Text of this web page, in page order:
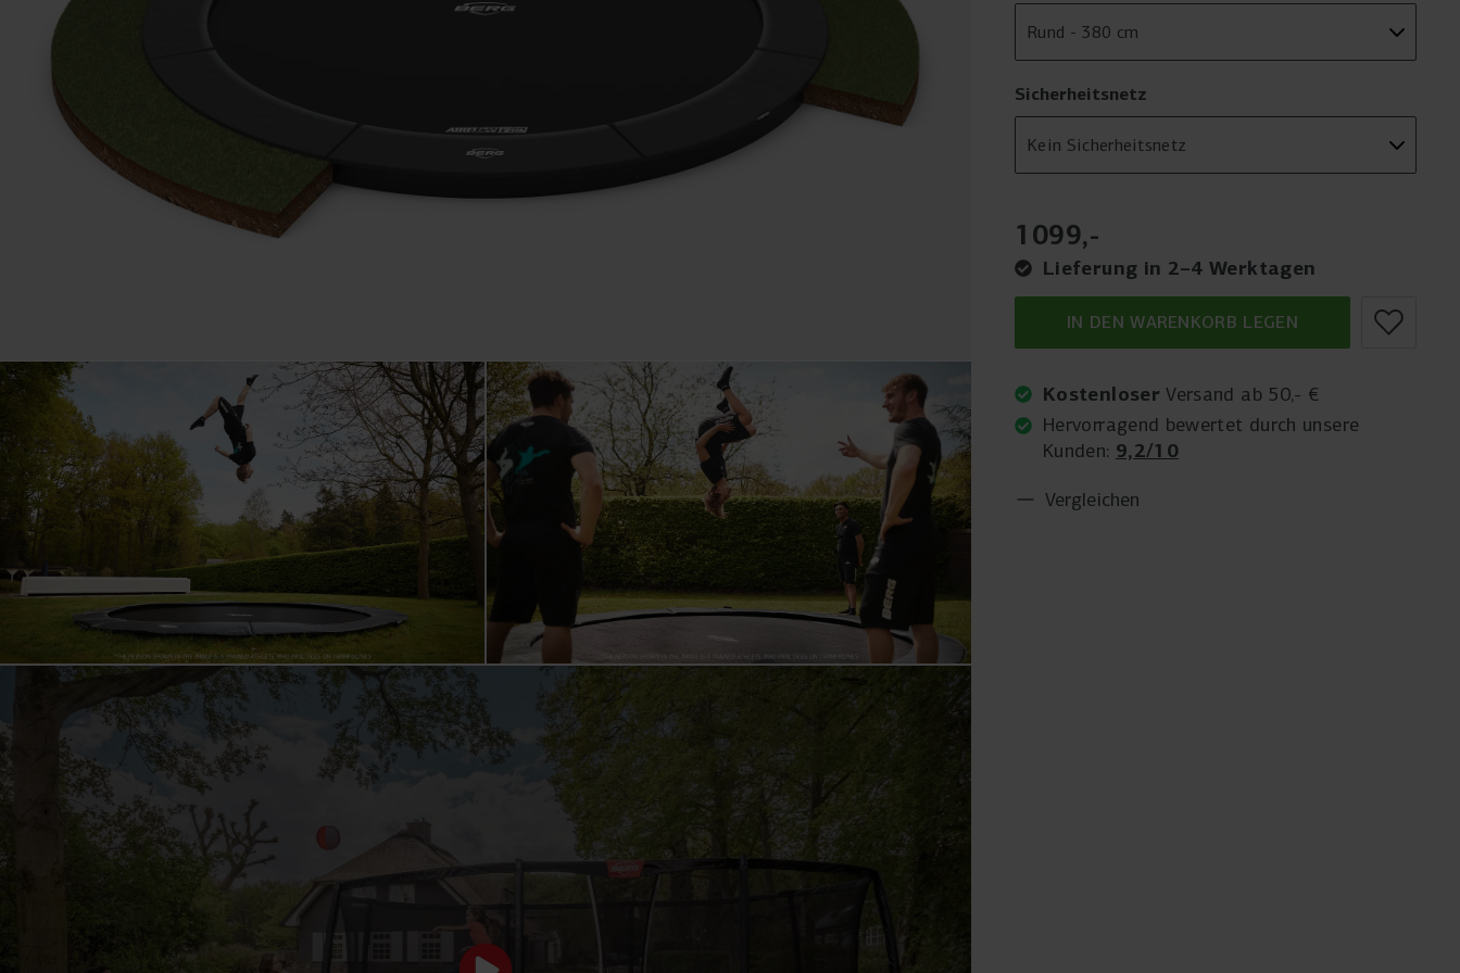
BERG CHAMPION
BESTBEWERTET
Das BERG Champion ist ideal für Familien, deren Kinder
häufiger, höher und intensiver springen. Während die
Favorit Trampolinreihe perfekt für den Einstieg ist, bietet
das Champion zusätzlichen Komfort und bessere
Sprungleistungen für viele Jahre aktiver Nutzung. Dank
der größeren optimalen Sprungfläche und des
geschmeidigen Sprunggefühls ist dieses Trampolin für
Sicherheitsnetz
1099,-
Lieferung in 2–4 Werktagen
IN DEN WARENKORB LEGEN
Kostenloser Versand ab 50,- €
Hervorragend bewertet durch unsere
Kunden: 9,2/10
Vergleichen